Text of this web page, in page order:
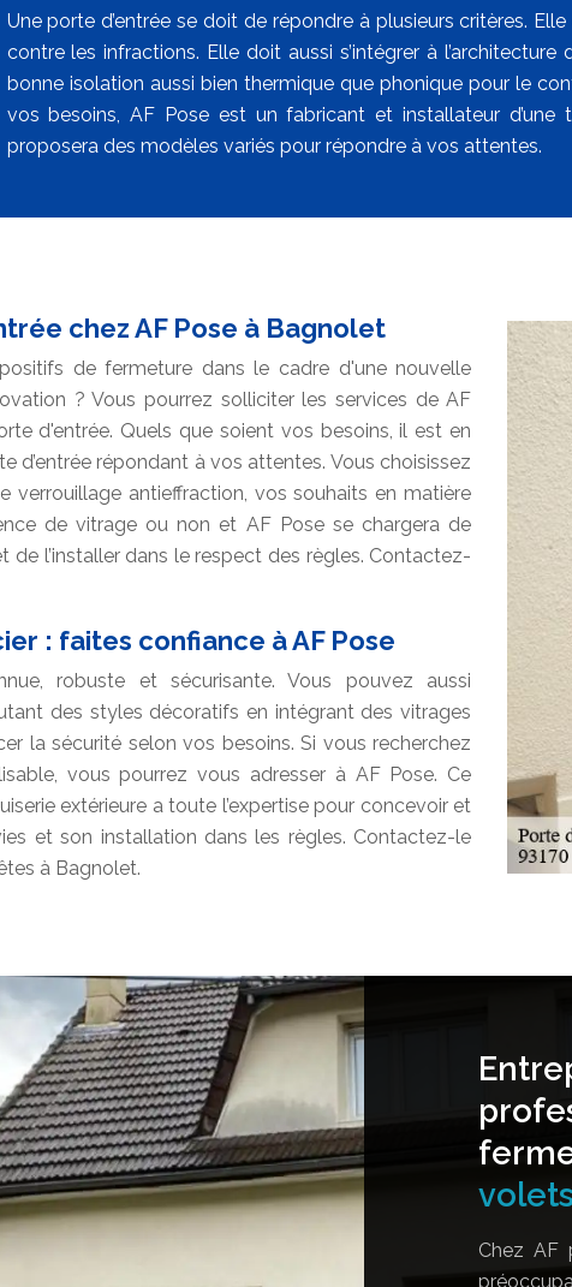
Une porte d’entrée se doit de répondre à plusieurs critères.
contre les infractions. Elle doit aussi s’intégrer à
bonne isolation aussi bien thermique que phonique pour le
vos besoins, AF Pose est un fabricant et installateur
proposera des modèles variés pour répondre à vos attentes.
chez AF Pose à Bagnolet
de fermeture dans le cadre d'une nouvelle
? Vous pourrez solliciter les services de AF
d'entrée. Quels que soient vos besoins, il est en
d’entrée répondant à vos attentes. Vous choisissez
antieffraction, vos souhaits en matière
de vitrage ou non et AF Pose se chargera de
l’installer dans le respect des règles. Contactez-
: faites confiance à AF Pose
robuste et sécurisante. Vous pouvez aussi
des styles décoratifs en intégrant des vitrages
la sécurité selon vos besoins. Si vous recherchez
vous pourrez vous adresser à AF Pose. Ce
extérieure a toute l’expertise pour concevoir et
et son installation dans les règles. Contactez-le
à Bagnolet.
Chez AF